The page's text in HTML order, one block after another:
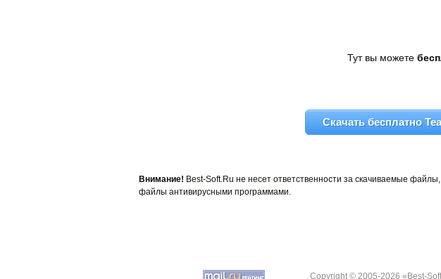
Тут вы можете
Скачать бесплатно
Внимание! Best-Soft.Ru не несет ответственности за скачиваемые
файлы антивирусными программами.
Copyright © 2005-2026 «Best-